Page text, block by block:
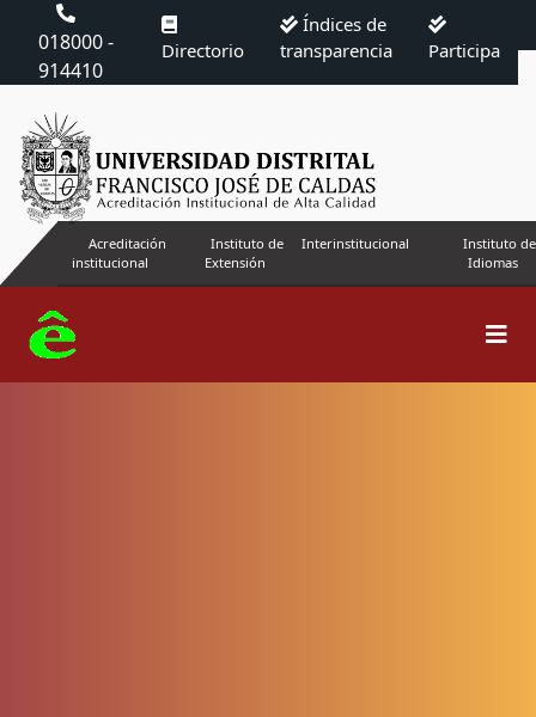
018000 -
914410
Directorio
Índices de
transparencia
Participa
Acreditación
institucional
Instituto de
Extensión
Interinstitucional
Instituto de
Idiomas